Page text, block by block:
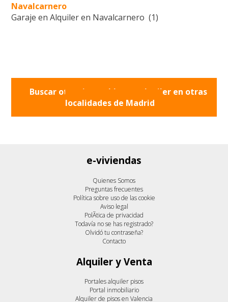
Navalcarnero
Garaje en Alquiler en Navalcarnero (1)
Buscar otros inmuebles en alquiler en otras
localidades de Madrid
e-viviendas
Quienes Somos
Preguntas frecuentes
Política sobre uso de las cookie
Aviso legal
PolÃ­tica de privacidad
Todavía no se has registrado?
Olvidó tu contraseña?
Contacto
Alquiler y Venta
Portales alquiler pisos
Portal inmobiliario
Alquiler de pisos en Valencia